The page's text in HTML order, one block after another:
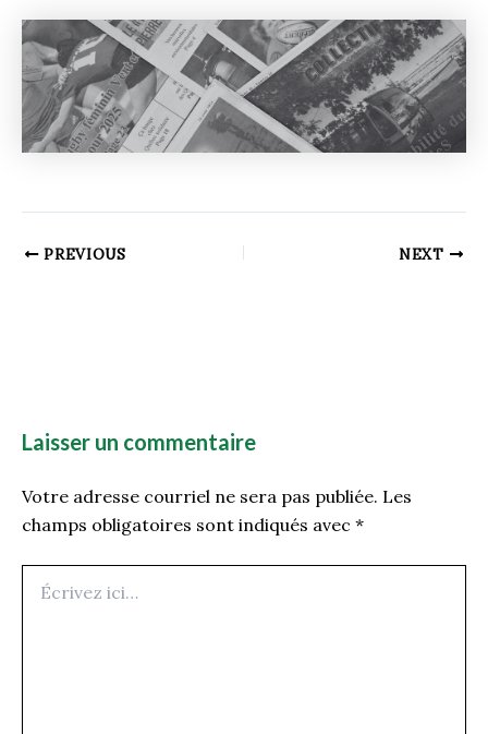
PREVIOUS NEXT
Laisser un commentaire
Votre adresse courriel ne sera pas publiée. Les
champs obligatoires sont indiqués avec *
ici…